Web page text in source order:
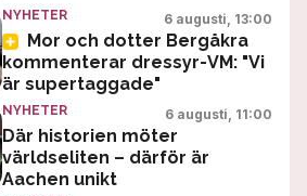
NYHETER 6 augusti, 13:00
Mor och dotter Bergåkra
kommenterar dressyr-VM: "Vi
är supertaggade"
NYHETER 6 augusti, 11:00
Där historien möter
världseliten – därför är
Aachen unikt